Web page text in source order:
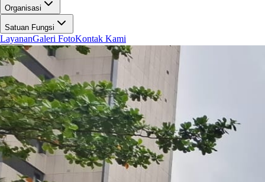
Organisasi
Satuan Fungsi
LayananGaleri FotoKontak Kami